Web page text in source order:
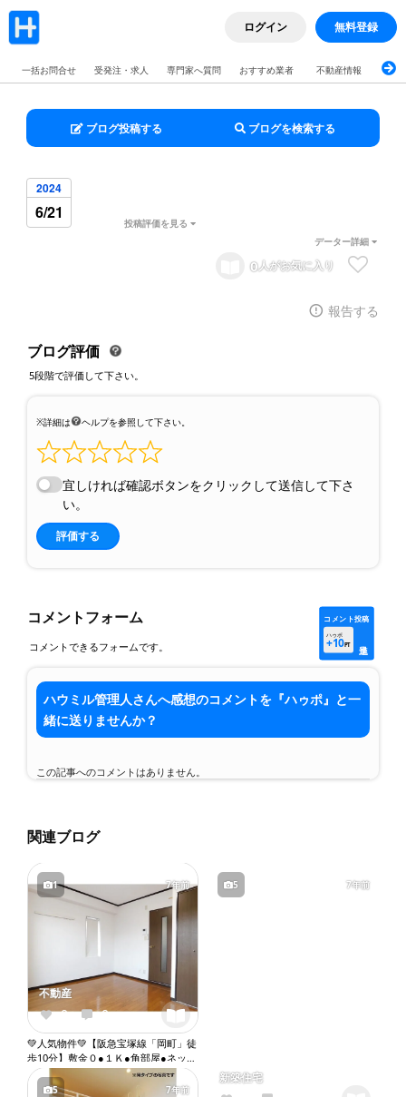
ログイン 無料登録
一括お問合せ 受発注・求人 専門家へ質問 おすすめ業者 不動産情報 ブログ
ブログ投稿する ブログを検索する
2024
6/21
0人がお気に入り
投稿評価を見る
データー詳細
報告する
ブログ評価
5段階で評価して下さい。
※詳細は ヘルプを参照して下さい。
宜しければ確認ボタンをクリックして送信して下さ
い。
評価する
コメントフォーム
コメントできるフォームです。
コメント投稿
ハゥポ
+10PT
ハウミル管理人さんへ感想のコメントを『ハゥポ』と一
緒に送りませんか？
この記事へのコメントはありません。
関連ブログ
1 7年前
0 0
💚人気物件💚【阪急宝塚線「岡町」徒
歩10分】敷金０●１Ｋ●角部屋●ネット
無料●バストイレ別●エアコン●収納●
バルコニー『X074』
不動産
5 7年前
5 7年前
新築住宅